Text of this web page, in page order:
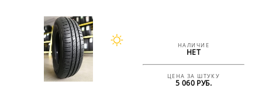
НАЛИЧИЕ
НЕТ
ЦЕНА ЗА ШТУКУ
5 060 РУБ.